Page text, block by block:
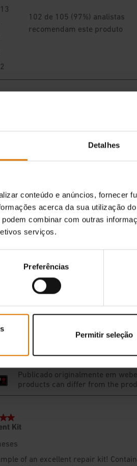
Detalhes
conteúdo e anúncios, fornecer
acerca da sua utilização
combinar com outras
serviços.
Preferências
Permitir seleção